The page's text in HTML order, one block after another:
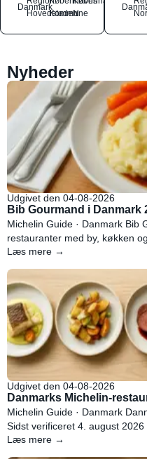
Danmark
Hovedstaden
Kommune
N
Nyheder
Udgivet den 04-08-2026
Bib Gourmand i Danmark
Michelin Guide · Danmark Bib
restauranter med by, køkken og
Læs mere →
Udgivet den 04-08-2026
Danmarks Michelin-
Michelin Guide · Danmark
Sidst verificeret 4. august 2026
Læs mere →